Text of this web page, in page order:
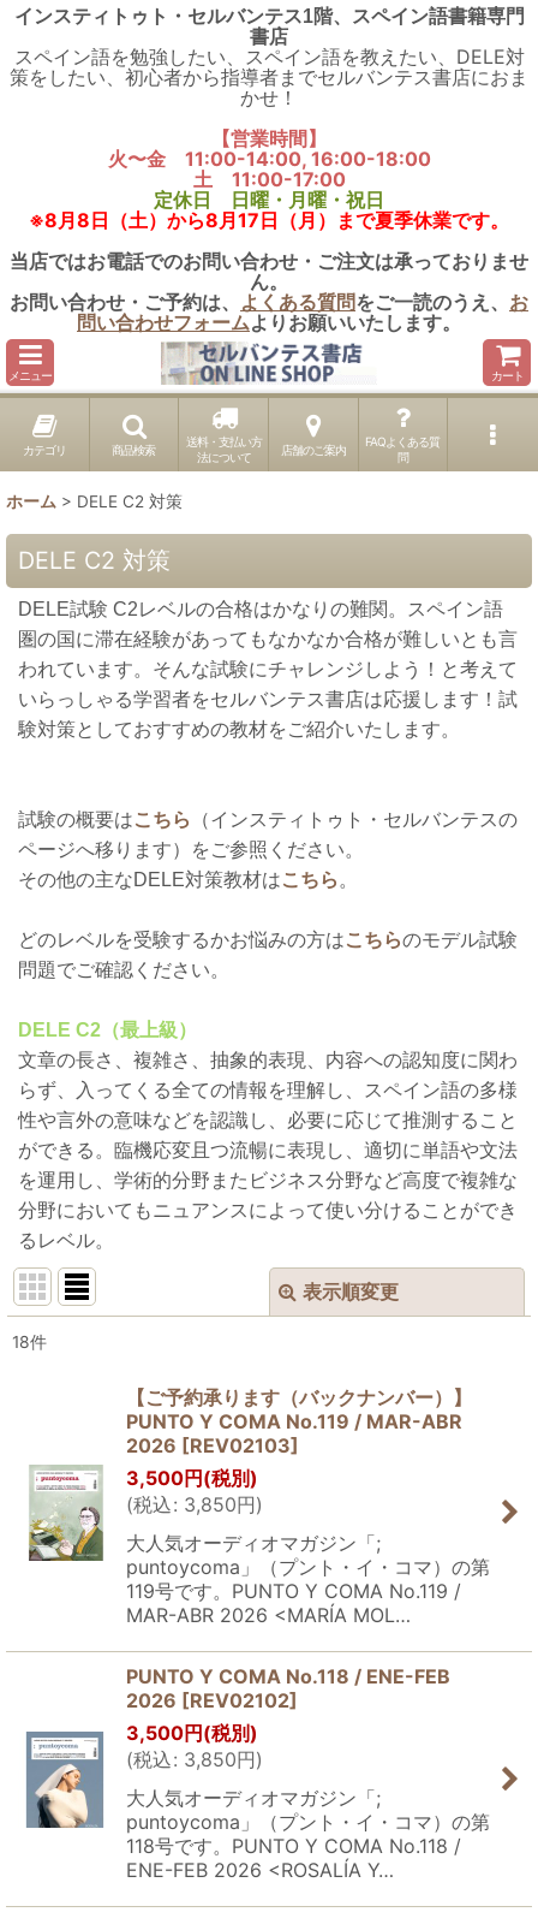
インスティトゥト・セルバンテス1階、スペイン語書籍専門
書店
スペイン語を勉強したい、スペイン語を教えたい、DELE対
策をしたい、初心者から指導者までセルバンテス書店におま
かせ！
【営業時間】
火〜金 11:00-14:00, 16:00-18:00
土 11:00-17:00
定休日 日曜・月曜・祝日
※8月8日（土）から8月17日（月）まで夏季休業です。
当店ではお電話でのお問い合わせ・ご注文は承っておりませ
ん。
お問い合わせ・ご予約は、 よくある質問をご一読のうえ、 お
問い合わせフォームよりお願いいたします。
メニュー カート
カテゴリ 商品検索
送料・支払い方
法について
店舗のご案内
FAQよくある質
問
ホーム > DELE C2 対策
DELE C2 対策
DELE試験 C2レベルの合格はかなりの難関。スペイン語
圏の国に滞在経験があってもなかなか合格が難しいとも言
われています。そんな試験にチャレンジしよう！と考えて
いらっしゃる学習者をセルバンテス書店は応援します！試
験対策としておすすめの教材をご紹介いたします。
試験の概要はこちら
（インスティトゥト・セルバンテスの
ページへ移ります）をご参照ください。
その他の主なDELE対策教材はこちら 。
どのレベルを受験するかお悩みの方はこちらのモデル試験
問題でご確認ください。
DELE C2（最上級）
文章の長さ、複雑さ、抽象的表現、内容への認知度に関わ
らず、入ってくる全ての情報を理解し、スペイン語の多様
性や言外の意味などを認識し、必要に応じて推測すること
ができる。臨機応変且つ流暢に表現し、適切に単語や文法
を運用し、学術的分野またビジネス分野など高度で複雑な
分野においてもニュアンスによって使い分けることができ
るレベル。
表示順変更
絞り込む
18件
【ご予約承ります（バックナンバー）】
PUNTO Y COMA No.119 / MAR-ABR
2026 [REV02103]
3,500円 (税別)
(税込: 3,850円)
大人気オーディオマガジン「;
puntoycoma」（プント・イ・コマ）の第
119号です。PUNTO Y COMA No.119 /
MAR-ABR 2026 <MARÍA MOL…
PUNTO Y COMA No.118 / ENE-FEB
2026 [REV02102]
3,500円 (税別)
(税込: 3,850円)
大人気オーディオマガジン「;
puntoycoma」（プント・イ・コマ）の第
118号です。PUNTO Y COMA No.118 /
ENE-FEB 2026 <ROSALÍA Y…